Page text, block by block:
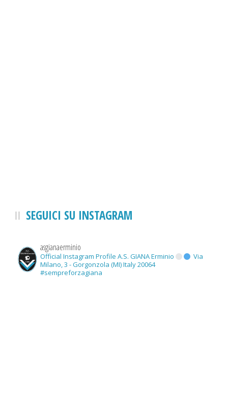
SEGUICI SU INSTAGRAM
asgianaerminio
Official Instagram Profile A.S. GIANA Erminio
Via
Milano, 3 - Gorgonzola (MI) Italy 20064
#sempreforzagiana